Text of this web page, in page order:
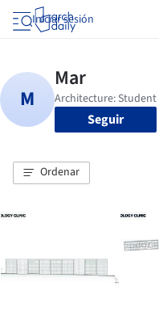
Iniciar sesión
Seguir
Ordenar